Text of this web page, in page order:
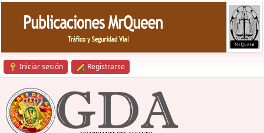
Iniciar sesión Registrarse